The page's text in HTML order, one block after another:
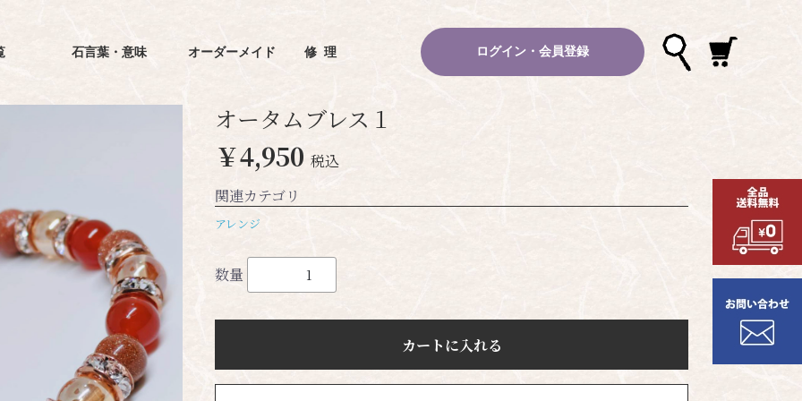
石言葉・意味 オーダーメイド 修理 ログイン・会員登録
オータムブレス１
￥4,950 税込
関連カテゴリ
アレンジ
数量
カートに入れる